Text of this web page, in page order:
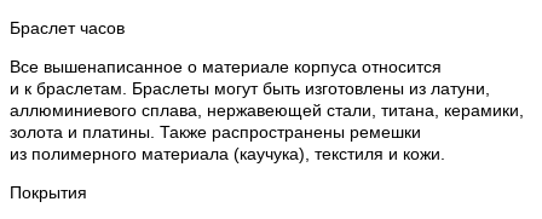
Браслет часов
Все вышенаписанное о материале корпуса относится
и к браслетам. Браслеты могут быть изготовлены из латуни,
аллюминиевого сплава, нержавеющей стали, титана, керамики,
золота и платины. Также распространены ремешки
из полимерного материала (каучука), текстиля и кожи.
Покрытия